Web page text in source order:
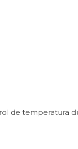
de temperatura